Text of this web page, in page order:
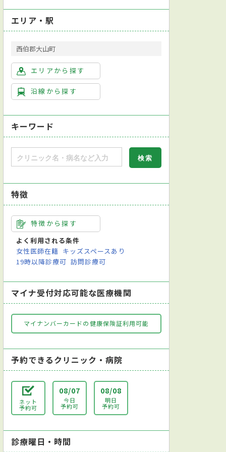
エリア・駅
西伯郡大山町
エリアから探す
沿線から探す
キーワード
特徴
特徴から探す
よく利用される条件
女性医師在籍 キッズスペースあり
19時以降診療可 訪問診療可
マイナ受付対応可能な医療機関
マイナンバーカードの健康保険証利用可能
予約できるクリニック・病院
ネット
予約可
08/07
今日
予約可
08/08
明日
予約可
診療曜日・時間